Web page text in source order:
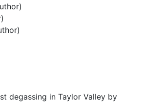
degassing in Taylor Valley by